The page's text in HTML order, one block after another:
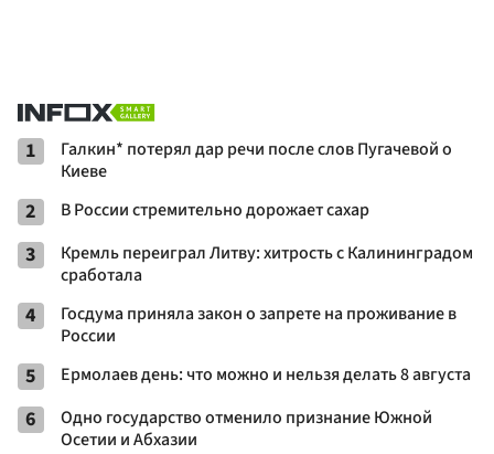
1
Галкин* потерял дар речи после слов Пугачевой о
Киеве
2 В России стремительно дорожает сахар
3
Кремль переиграл Литву: хитрость с Калининградом
сработала
4
Госдума приняла закон о запрете на проживание в
России
5 Ермолаев день: что можно и нельзя делать 8 августа
6
Одно государство отменило признание Южной
Осетии и Абхазии